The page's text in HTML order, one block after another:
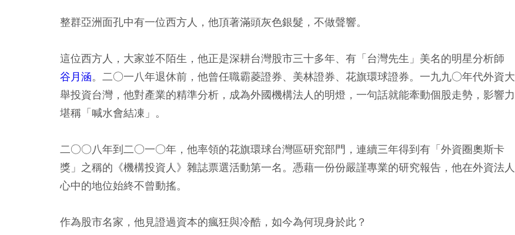
整群亞洲面孔中有一位西方人，他頂著滿頭灰色銀髮，不做聲響。
這位西方人，大家並不陌生，他正是深耕台灣股市三十多年、有「台灣先生」美名的明星分析師
谷月涵。二○一八年退休前，他曾任職霸菱證券、美林證券、花旗環球證券。一九九○年代外資大
舉投資台灣，他對產業的精準分析，成為外國機構法人的明燈，一句話就能牽動個股走勢，影響力
堪稱「喊水會結凍」。
二○○八年到二○一○年，他率領的花旗環球台灣區研究部門，連續三年得到有「外資圈奧斯卡
獎」之稱的《機構投資人》雜誌票選活動第一名。憑藉一份份嚴謹專業的研究報告，他在外資法人
心中的地位始終不曾動搖。
作為股市名家，他見證過資本的瘋狂與冷酷，如今為何現身於此？